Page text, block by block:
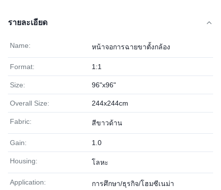
รายละเอียด
Name: หน้าจอการฉายขาตั้งกล้อง
Format: 1:1
Size: 96"x96"
Overall Size: 244x244cm
Fabric: สีขาวด้าน
Gain: 1.0
Housing: โลหะ
Application: การศึกษา/ธุรกิจ/โฮมซีเนม่า